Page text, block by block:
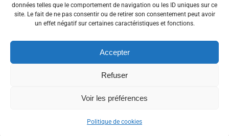
données telles que le comportement de navigation ou les ID uniques sur ce
site. Le fait de ne pas consentir ou de retirer son consentement peut avoir
un effet négatif sur certaines caractéristiques et fonctions.
Accepter
Refuser
Voir les préférences
Politique de cookies
Mentions légales